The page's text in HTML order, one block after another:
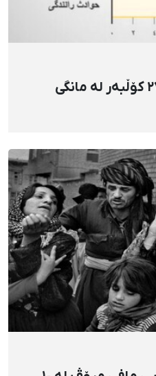
کوژران و بریندارکردنی ٢٧ کۆڵبەر لە مانگی